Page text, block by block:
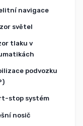
navigace
světel
tlaku v
podvozku
stop systém
nosič